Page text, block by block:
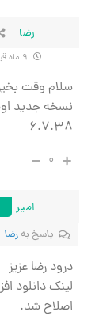
رضا
سلام وقت
نسخه جدید
۶.۷.۳۸
۰
امیر
پاسخ بهرضا
درود رضا عزیز
اصلاح شد.